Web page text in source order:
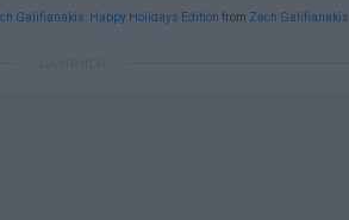
Galifianakis: Happy Holidays Edition from Zach Galifianakis